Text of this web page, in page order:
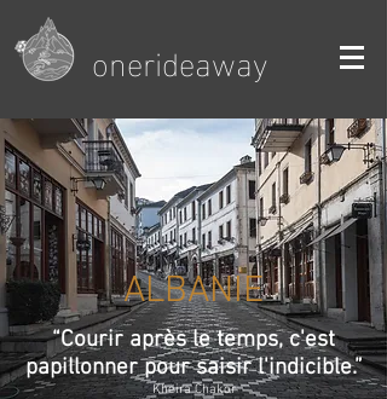
onerideaway
ALBANIE
“Courir après le temps, c'est
papillonner pour saisir l'indicible.”
Kheira Chakor